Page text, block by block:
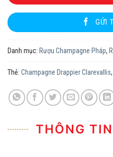
GỬI
Danh mục: Rượu Champagne Pháp,
Thẻ: Champagne Drappier Clarevallis,
THÔNG